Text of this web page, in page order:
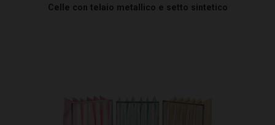
Celle con telaio metallico e setto sintetico